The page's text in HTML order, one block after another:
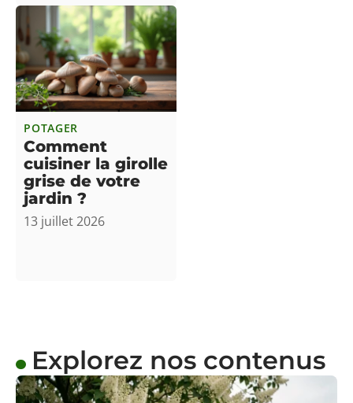
POTAGER
Comment
cuisiner la girolle
grise de votre
jardin ?
13 juillet 2026
Explorez nos contenus